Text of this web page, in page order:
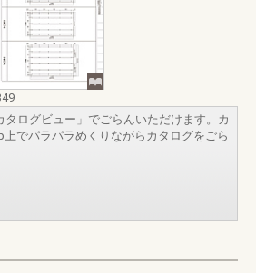
タログビュー」でごらんいただけます。カ
でパラパラめくりながらカタログをごら